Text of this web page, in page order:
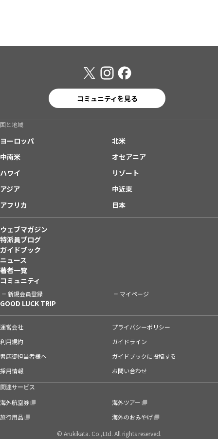
コミュニティを見る
国と地域
ヨーロッパ
北米
中南米
オセアニア
ハワイ
リゾート
アジア
中近東
アフリカ
日本
ウェブマガジン
特派員ブログ
ガイドブック
ニュース
著者一覧
コミュニティ
新規会員登録 マイページ
GOOD LUCK TRIP
運営会社
プライバシーポリシー
利用規約
ガイドライン
書店御担当者様へ
ガイドブックに投稿する
採用情報
お問い合わせ
関連サービス
海外航空券
海外ツアー
旅行用品
海外のおみやげ
© Arukikata. Co.,Ltd. All rights reserved.